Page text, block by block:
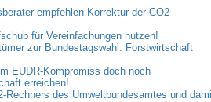
empfehlen Korrektur der CO2-
für Vereinfachungen nutzen!
zur Bundestagswahl: Forstwirtschaft
EUDR-Kompromiss doch noch
erreichen!
Rechners des Umweltbundesamtes und